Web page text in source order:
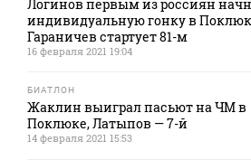
Логинов первым из россиян
индивидуальную гонку в
Гараничев стартует 81-м
16 февраля 2021 19:04
БИАТЛОН
Жаклин выиграл пасьют на ЧМ в
Поклюке, Латыпов — 7-й
14 февраля 2021 15:53